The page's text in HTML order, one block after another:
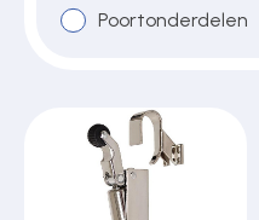
Poortonderdelen